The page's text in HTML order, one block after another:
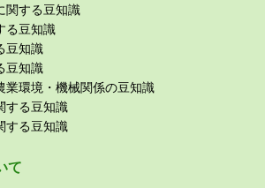
関する⾖知識
る⾖知識
⾖知識
⾖知識
業環境・機械関係の⾖知識
する⾖知識
する⾖知識
て